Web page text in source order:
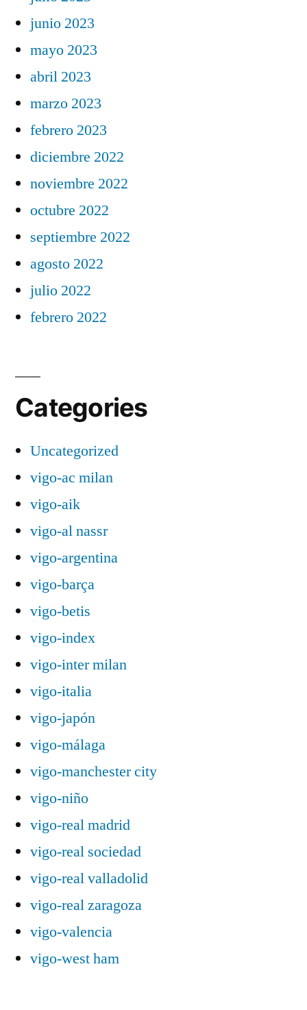
junio 2023
mayo 2023
abril 2023
marzo 2023
febrero 2023
diciembre 2022
noviembre 2022
octubre 2022
septiembre 2022
agosto 2022
julio 2022
febrero 2022
Categories
Uncategorized
vigo-ac milan
vigo-aik
vigo-al nassr
vigo-argentina
vigo-barça
vigo-betis
vigo-index
vigo-inter milan
vigo-italia
vigo-japón
vigo-málaga
vigo-manchester city
vigo-niño
vigo-real madrid
vigo-real sociedad
vigo-real valladolid
vigo-real zaragoza
vigo-valencia
vigo-west ham